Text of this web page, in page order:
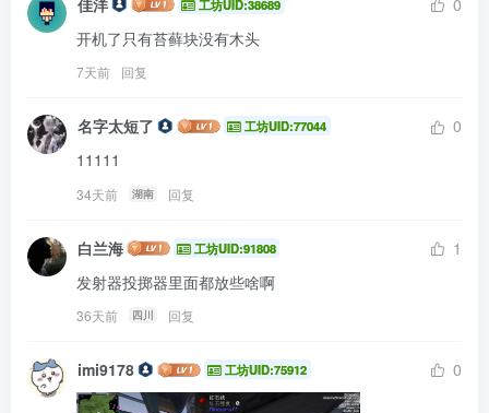
佳洋 工坊UID:38689
0
开机了只有苔藓块没有木头
7天前 回复
名字太短了 工坊UID:77044
0
11111
34天前 湖南 回复
白兰海 工坊UID:91808
1
发射器投掷器里面都放些啥啊
36天前 四川 回复
imi9178 工坊UID:75912 0